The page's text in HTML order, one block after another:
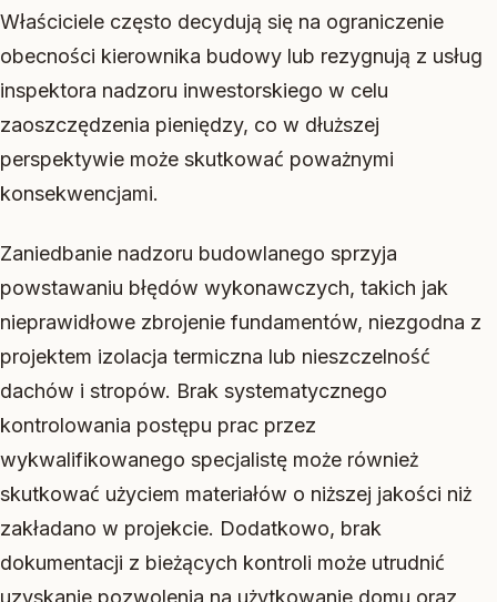
Właściciele często decydują się na ograniczenie
obecności kierownika budowy lub rezygnują z usług
inspektora nadzoru inwestorskiego w celu
zaoszczędzenia pieniędzy, co w dłuższej
perspektywie może skutkować poważnymi
konsekwencjami.
Zaniedbanie nadzoru budowlanego sprzyja
powstawaniu błędów wykonawczych, takich jak
nieprawidłowe zbrojenie fundamentów, niezgodna z
projektem izolacja termiczna lub nieszczelność
dachów i stropów. Brak systematycznego
kontrolowania postępu prac przez
wykwalifikowanego specjalistę może również
skutkować użyciem materiałów o niższej jakości niż
zakładano w projekcie. Dodatkowo, brak
dokumentacji z bieżących kontroli może utrudnić
uzyskanie pozwolenia na użytkowanie domu oraz